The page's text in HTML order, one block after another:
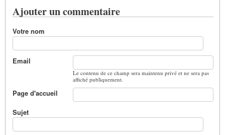
Ajouter un commentaire
Votre nom
Email
Le contenu de ce champ sera maintenu privé et ne sera pas
affiché publiquement.
Page d'accueil
Sujet